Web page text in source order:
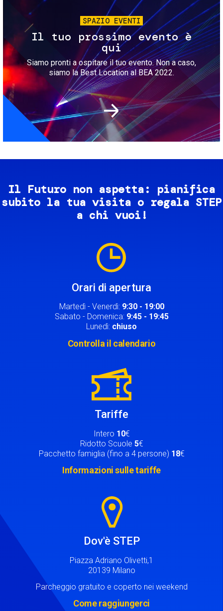
SPAZIO EVENTI
Il tuo prossimo evento è
qui
Siamo pronti a ospitare il tuo evento. Non a caso,
siamo la Best Location al BEA 2022.
Il Futuro non aspetta: pianifica
subito la tua visita o regala STEP
a chi vuoi!
Orari di apertura
Martedì - Venerdì: 9:30 - 19:00
Sabato - Domenica: 9:45 - 19:45
Lunedì: chiuso
Controlla il calendario
Tariffe
Intero 10€
Ridotto Scuole 5€
Pacchetto famiglia (fino a 4 persone) 18€
Informazioni sulle tariffe
Dov'è STEP
Piazza Adriano Olivetti,1
20139 Milano
Parcheggio gratuito e coperto nei weekend
Come raggiungerci